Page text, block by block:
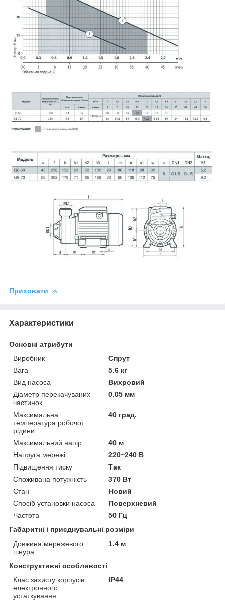
Приховати
Характеристики
Основні атрибути
Виробник
Спрут
Вага
5.6 кг
Вид насоса
Вихровий
Діаметр перекачуваних
частинок
0.05 мм
Максимальна
температура робочої
рідини
40 град.
Максимальний напір
40 м
Напруга мережі
220~240 В
Підвищення тиску
Так
Споживана потужність
370 Вт
Стан
Новий
Спосіб установки насоса
Поверхневий
Частота
50 Гц
Габаритні і приєднувальні розміри
Довжина мережевого
шнура
1.4 м
Конструктивні особливості
Клас захисту корпусів
електронного
устаткування
IP44